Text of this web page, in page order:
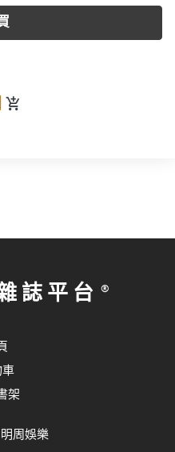
誌平台
車
架
周娛樂